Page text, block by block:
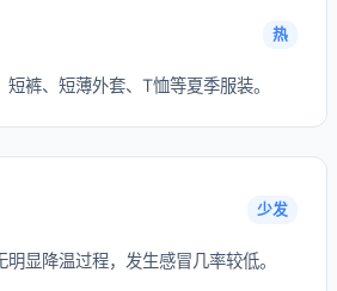
热
裤、短薄外套、T恤等夏季服装。
少发
显降温过程，发生感冒几率较低。